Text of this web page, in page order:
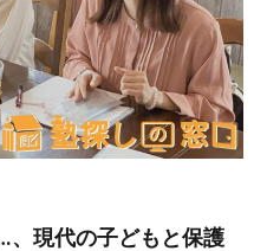
、現代の子どもと保護